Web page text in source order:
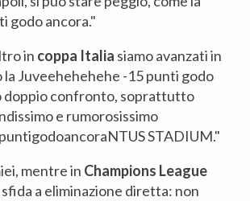
godo ancora."
in coppa Italia siamo avanzati in
Juveehehehehe -15 punti godo
doppio confronto, soprattutto
e rumorosissimo
STADIUM."
mentre in Champions League
a eliminazione diretta: non